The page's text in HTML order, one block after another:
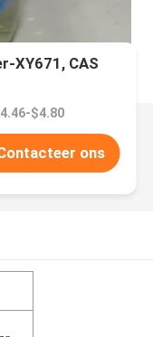
XY671, CAS
$4.80
ons